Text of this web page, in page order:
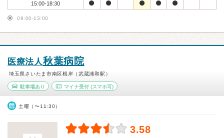
15:00-18:30
09:00-13:00
医療法人秋葉病院
埼玉県さいたま市南区根岸（武蔵浦和駅）
駐車場あり マイナ受付(スマホ可)
土曜（〜11:30）
3.58